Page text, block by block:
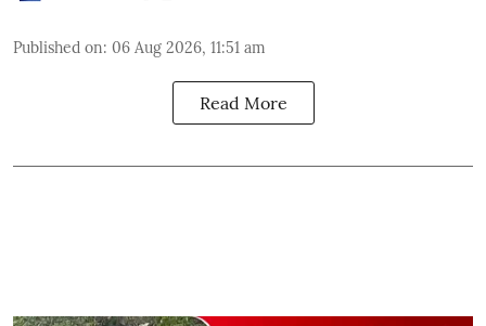
Published on: 06 Aug 2026, 11:51 am
Read More